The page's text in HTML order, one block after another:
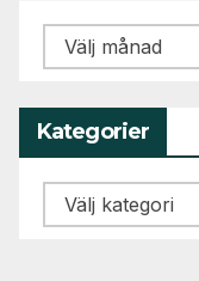
Arkiv
Kategorier
Kategorier